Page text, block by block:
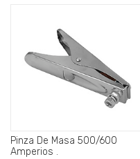
Pinza De Masa 500/600
Amperios .